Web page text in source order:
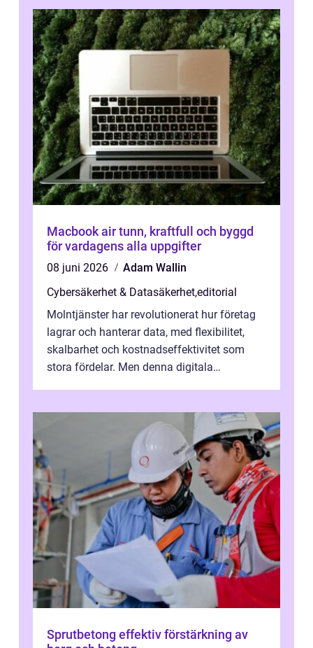
Macbook air tunn, kraftfull och byggd
för vardagens alla uppgifter
08 juni 2026
Adam Wallin
Cybersäkerhet & Datasäkerhet,editorial
Molntjänster har revolutionerat hur företag
lagrar och hanterar data, med flexibilitet,
skalbarhet och kostnadseffektivitet som
stora fördelar. Men denna digitala
Sprutbetong effektiv förstärkning av